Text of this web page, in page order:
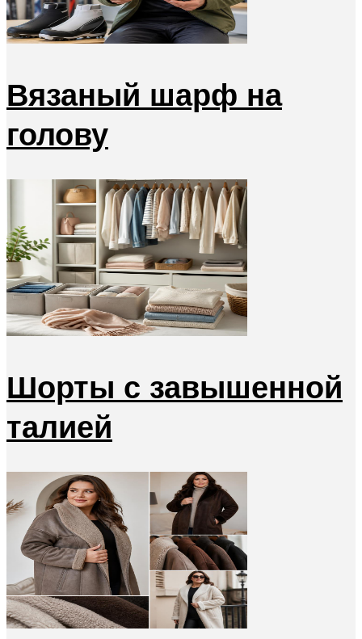
Вязаный шарф на
голову
Шорты с завышенной
талией